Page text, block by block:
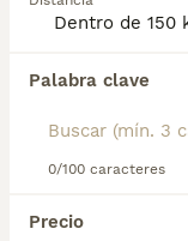
Palabra clave
0/100 caracteres
Precio
siempre compañía.
Habaneropara
Encontramos
Si deseas
búsqueda